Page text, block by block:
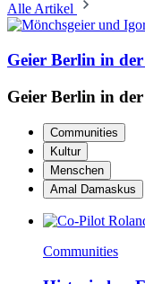
Alle Artikel
Geier Berlin in
Geier Berlin in
Communities
Kultur
Menschen
Amal Damaskus
Communities